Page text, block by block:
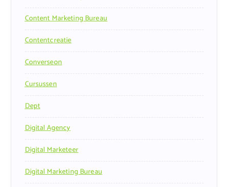
Content Marketing Bureau
Contentcreatie
Converseon
Cursussen
Dept
Digital Agency
Digital Marketeer
Digital Marketing Bureau